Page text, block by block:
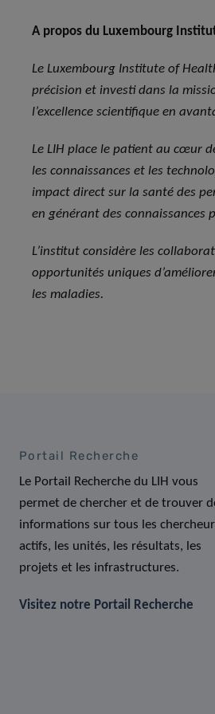
A propos du Luxembourg
Le Luxembourg Institute of
précision et investi dans la
l’excellence scientifique en
Le LIH place le patient au cœur
les connaissances et les
impact direct sur la santé des
en générant des connaissances
L’institut considère les
opportunités uniques
les maladies.
Portail Recherche
Le Portail Recherche du LIH vous
permet de chercher et de trouver
informations sur tous les
actifs, les unités, les résultats, les
projets et les infrastructures.
Visitez notre Portail Recherche